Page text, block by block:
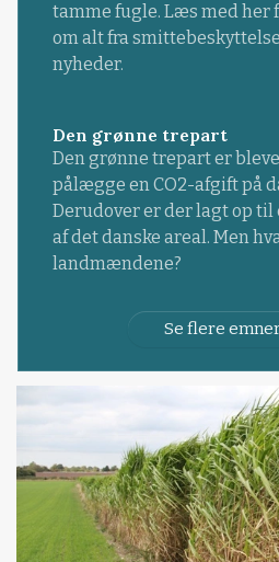
tamme fugle. Læs med her
om alt fra
nyheder.
Den grønne trepart
Den grønne trepart er
pålægge en CO2-afgift på
Derudover er der lagt op
af det danske areal. Men
landmændene?
Se flere